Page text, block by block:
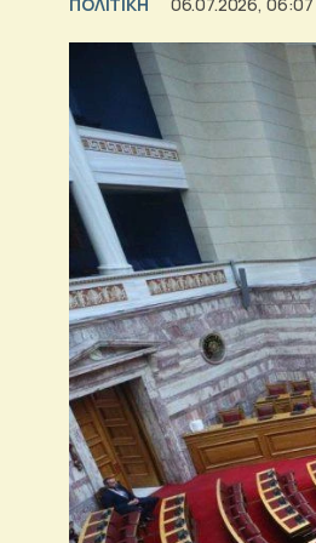
ΠΟΛΙΤΙΚΗ 06.07.2026, 06:07